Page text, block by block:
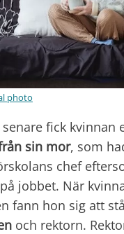
photo
fick kvinnan
sin mor, som
chef
jobbet. När
fann hon sig att
och rektorn.